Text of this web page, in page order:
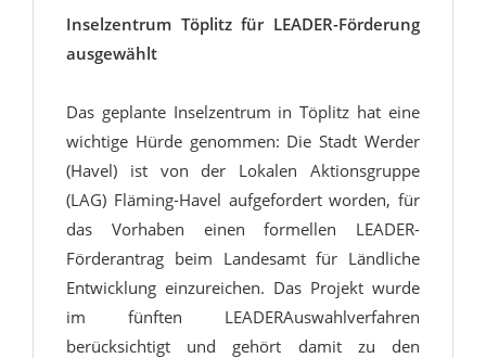
Inselzentrum Töplitz für LEADER-Förderung
ausgewählt
Das geplante Inselzentrum in Töplitz hat eine
wichtige Hürde genommen: Die Stadt Werder
(Havel) ist von der Lokalen Aktionsgruppe
(LAG) Fläming-Havel aufgefordert worden, für
das Vorhaben einen formellen LEADER-
Förderantrag beim Landesamt für Ländliche
Entwicklung einzureichen. Das Projekt wurde
im fünften LEADERAuswahlverfahren
berücksichtigt und gehört damit zu den